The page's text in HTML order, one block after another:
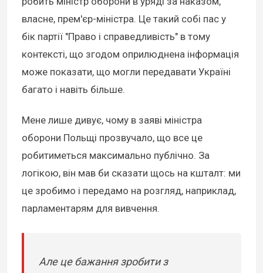
власне, прем'єр-міністра. Це такий собі пас у
бік партії "Право і справедливість" в тому
контексті, що згодом оприлюднена інформація
може показати, що могли передавати Україні
багато і навіть більше.
Мене лише дивує, чому в заяві міністра
оборони Польщі прозвучало, що все це
робитиметься максимально публічно. За
логікою, він мав би сказати щось на кшталт: ми
це зробимо і передамо на розгляд, наприклад,
парламентарям для вивчення.
Але це бажання зробити з